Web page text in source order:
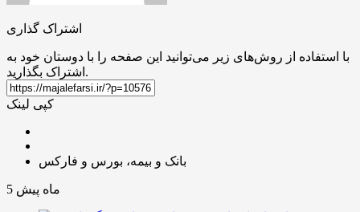
اشتراک گذاری
با استفاده از روش‌های زیر می‌توانید این صفحه را با دوستان خود به
اشتراک بگذارید.
کپی لینک
بانک و بیمه، بورس و فارکس
5 ماه پیش